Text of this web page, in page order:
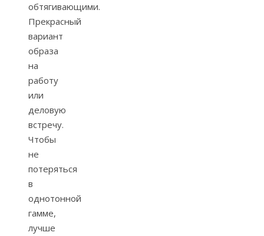
обтягивающими.
Прекрасный
вариант
образа
на
работу
или
деловую
встречу.
Чтобы
не
потеряться
в
однотонной
гамме,
лучше